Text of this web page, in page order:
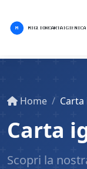
Home Carta
Carta
Scopri la